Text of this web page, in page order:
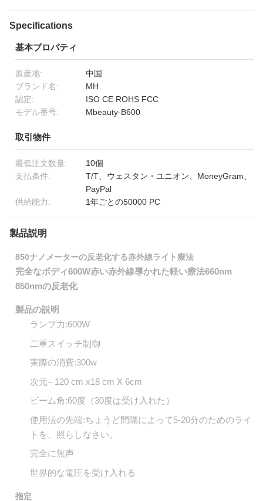
Specifications
基本プロパティ
原産地:
中国
ブランド名:
MH
認定:
ISO CE ROHS FCC
モデル番号:
Mbeauty-B600
取引物件
最低注文数量:
10個
支払条件:
T/T、ウェスタン・ユニオン、MoneyGram、
PayPal
供給能力:
1年ごとの50000 PC
製品説明
850ナノメーターの反老化する赤外線ライト療法
完全なボディ600W赤い赤外線導かれた軽い療法660nm
850nmの反老化
製品の説明
ランプ力:600W
二重スイッチ制御
実際の消費:300w
次元– 120 cm x18 cm X 6cm
ビーム角:60度（30度は受け入れた）
使用法の先端:ちょうど間隔によって5-20分のためのライ
トを、照らしなさい。
完全に無声
世界的な電圧を受け入れる
指定